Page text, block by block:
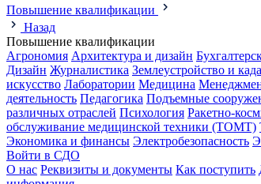
Повышение квалификации
Назад
Повышение квалификации
Агрономия Архитектура и дизайн
Дизайн Журналистика Землеустройство и
искусство Лаборатории Медицина
деятельность Педагогика Подъемные
различных отраслей Психология Ракетно-
обслуживание медицинской техники (ТОМТ)
Экономика и финансы Электробезопасность
Войти в СДО
О нас Реквизиты и документы Как поступить